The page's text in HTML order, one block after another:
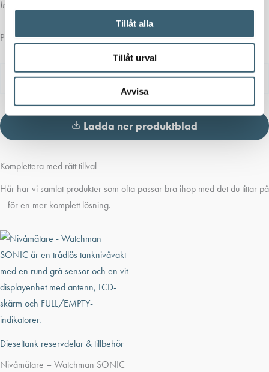
Tillåt alla
Tillåt urval
Avvisa
Inga attribut att visa.
Produktblad
Dokument Typ Storlek Ladda ner
Ladda ner produktblad
Komplettera med rätt tillval
Här har vi samlat produkter som ofta passar bra ihop med det du tittar på
– för en mer komplett lösning.
Dieseltank reservdelar & tillbehör
Nivåmätare – Watchman SONIC